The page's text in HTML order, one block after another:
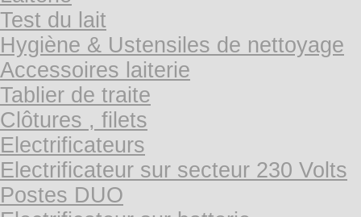
Test du lait
Hygiène & Ustensiles de nettoyage
Accessoires laiterie
Tablier de traite
Clôtures , filets
Electrificateurs
Electrificateur sur secteur 230 Volts
Postes DUO